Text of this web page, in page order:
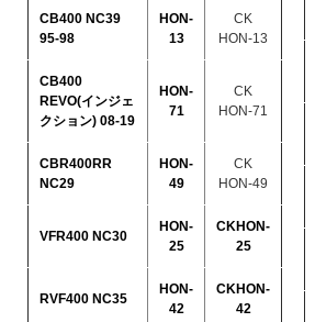
CB400 NC39
95-98
HON-
13
CK
HON-13
CB400
REVO(インジェ
クション) 08-19
HON-
71
CK
HON-71
CBR400RR
NC29
HON-
49
CK
HON-49
VFR400 NC30
HON-
25
CKHON-
25
RVF400 NC35
HON-
42
CKHON-
42